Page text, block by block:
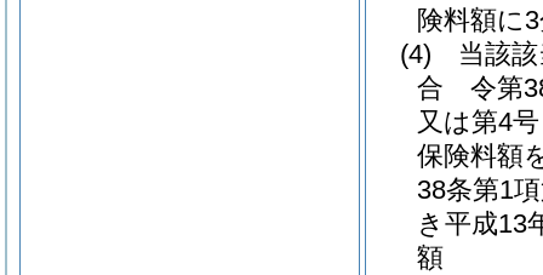
険料額に
(4)
当該
合 令第
又は第4
保険料額
38条第1
き平成13
額